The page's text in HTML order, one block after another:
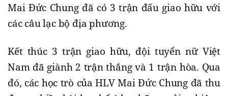
Mai Đức Chung đã có 3 trận đấu giao hữu với
các câu lạc bộ địa phương.
Kết thúc 3 trận giao hữu, đội tuyển nữ Việt
Nam đã giành 2 trận thắng và 1 trận hòa. Qua
đó, các học trò của HLV Mai Đức Chung đã thu